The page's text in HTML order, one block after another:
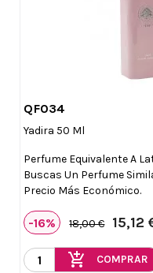
QF034
Yadira 50 Ml
Perfume Equivalente A
Buscas Un Perfume
Precio Más Económico.
-16% 18,00 € 15,12
add_shopping_cart COMPRAR